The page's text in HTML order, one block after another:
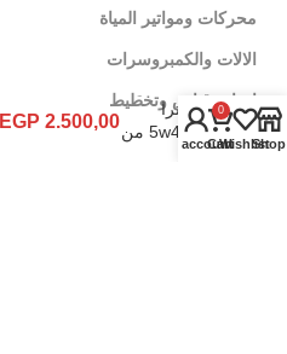
محركات ومواتير المياة
الالات والكمبروسرات
ادوات قياس وتخطيط
محرك
الترا
5w40 من
شل
2.500,00
EGP
Shop
Wishlist
0
Cart
My account